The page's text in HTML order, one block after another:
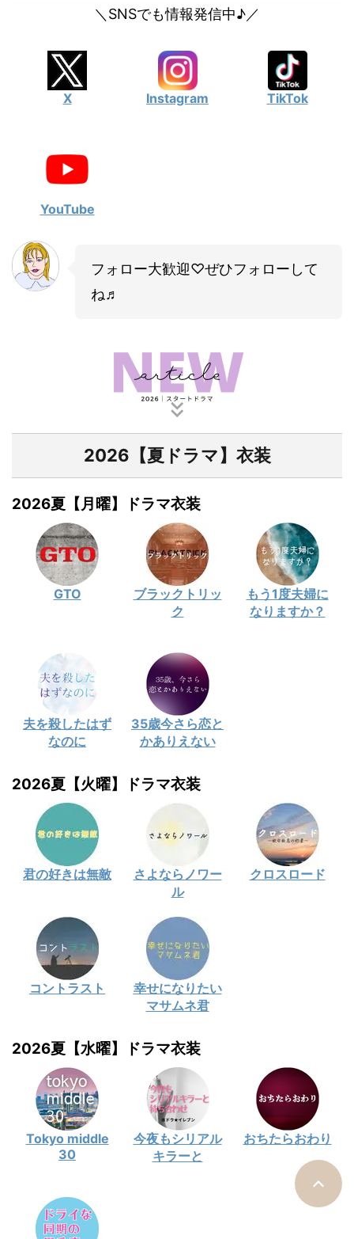
＼SNSでも情報発信中♪／
X Instagram TikTok
YouTube
フォロー大歓迎♡ぜひフォローして
ね♬
2026【夏ドラマ】衣装
2026夏【月曜】ドラマ衣装
GTO
ブラックトリッ
ク
もう1度夫婦に
なりますか？
夫を殺したはず
なのに
35歳今さら恋と
かありえない
2026夏【火曜】ドラマ衣装
君の好きは無敵
さよならノワー
ル
クロスロード
コントラスト
幸せになりたい
マサムネ君
2026夏【水曜】ドラマ衣装
Tokyo middle
30
今夜もシリアル
キラーと
おちたらおわり